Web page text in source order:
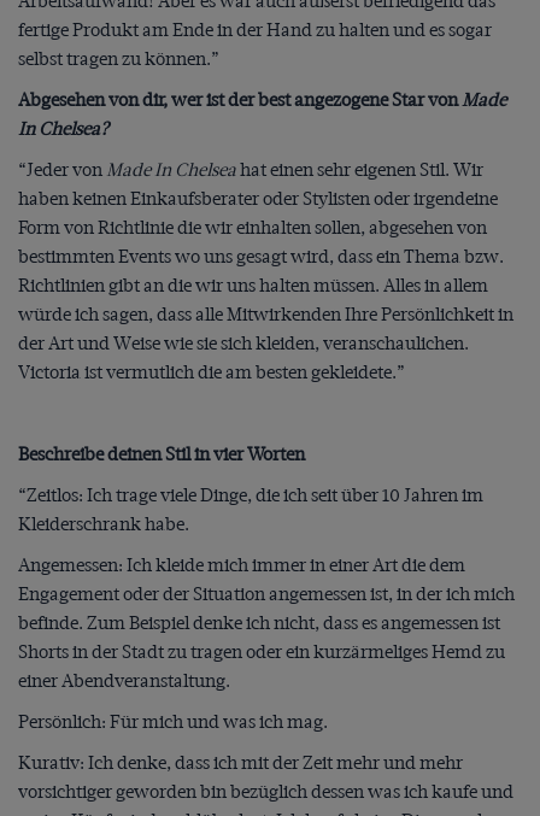
fertige Produkt am Ende in der Hand zu halten und es sogar
selbst tragen zu können.”
Abgesehen von dir, wer ist der best angezogene Star vonMade
In Chelsea?
“Jeder von Made In Chelseahat einen sehr eigenen Stil. Wir
haben keinen Einkaufsberater oder Stylisten oder irgendeine
Form von Richtlinie die wir einhalten sollen, abgesehen von
bestimmten Events wo uns gesagt wird, dass ein Thema bzw.
Richtlinien gibt an die wir uns halten müssen. Alles in allem
würde ich sagen, dass alle Mitwirkenden Ihre Persönlichkeit in
der Art und Weise wie sie sich kleiden, veranschaulichen.
Victoria ist vermutlich die am besten gekleidete.”
Beschreibe deinen Stil in vier Worten
“Zeitlos: Ich trage viele Dinge, die ich seit über 10 Jahren im
Kleiderschrank habe.
Angemessen: Ich kleide mich immer in einer Art die dem
Engagement oder der Situation angemessen ist, in der ich mich
befinde. Zum Beispiel denke ich nicht, dass es angemessen ist
Shorts in der Stadt zu tragen oder ein kurzärmeliges Hemd zu
einer Abendveranstaltung.
Persönlich: Für mich und was ich mag.
Kurativ: Ich denke, dass ich mit der Zeit mehr und mehr
vorsichtiger geworden bin bezüglich dessen was ich kaufe und